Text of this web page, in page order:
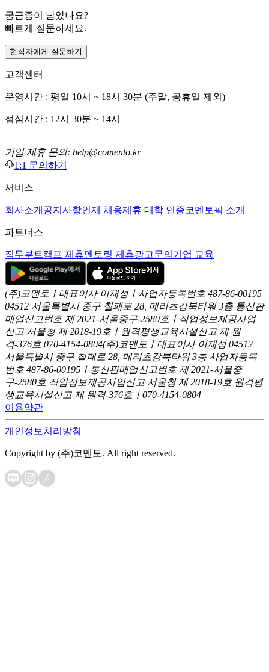
궁금증이 남았나요?
빠르게 질문하세요.
현직자에게 질문하기
고객센터
운영시간 : 평일 10시 ~ 18시 30분 (주말, 공휴일 제외)
점심시간 : 12시 30분 ~ 14시
기업 제휴 문의: help@comento.kr
1:1 문의하기
서비스
회사소개 공지사항인재 채용제휴 대학 인증코멘토픽 소개
파트너스
직무부트캠프 제휴멘토링 제휴광고문의 기업 교육
(주)코멘토ㅣ대표이사 이재성ㅣ사업자등록번호 487-86-00195
04512 서울특별시 중구 칠패로 28, 메리츠강북타워 3층 통신판
매업신고번호 제 2021-서울중구-2580호ㅣ직업정보제공사업
신고 서울청 제 2018-19호ㅣ원격평생교육시설신고 제 원
격-376호 070-4154-0804(주)코멘토ㅣ대표이사 이재성 04512
서울특별시 중구 칠패로 28, 메리츠강북타워 3층 사업자등록
번호 487-86-00195ㅣ통신판매업신고번호 제 2021-서울중
구-2580호 직업정보제공사업신고 서울청 제 2018-19호 원격평
생교육시설신고 제 원격-376호ㅣ070-4154-0804
이용약관
개인정보처리방침
Copyright by (주)코멘토. All right reserved.